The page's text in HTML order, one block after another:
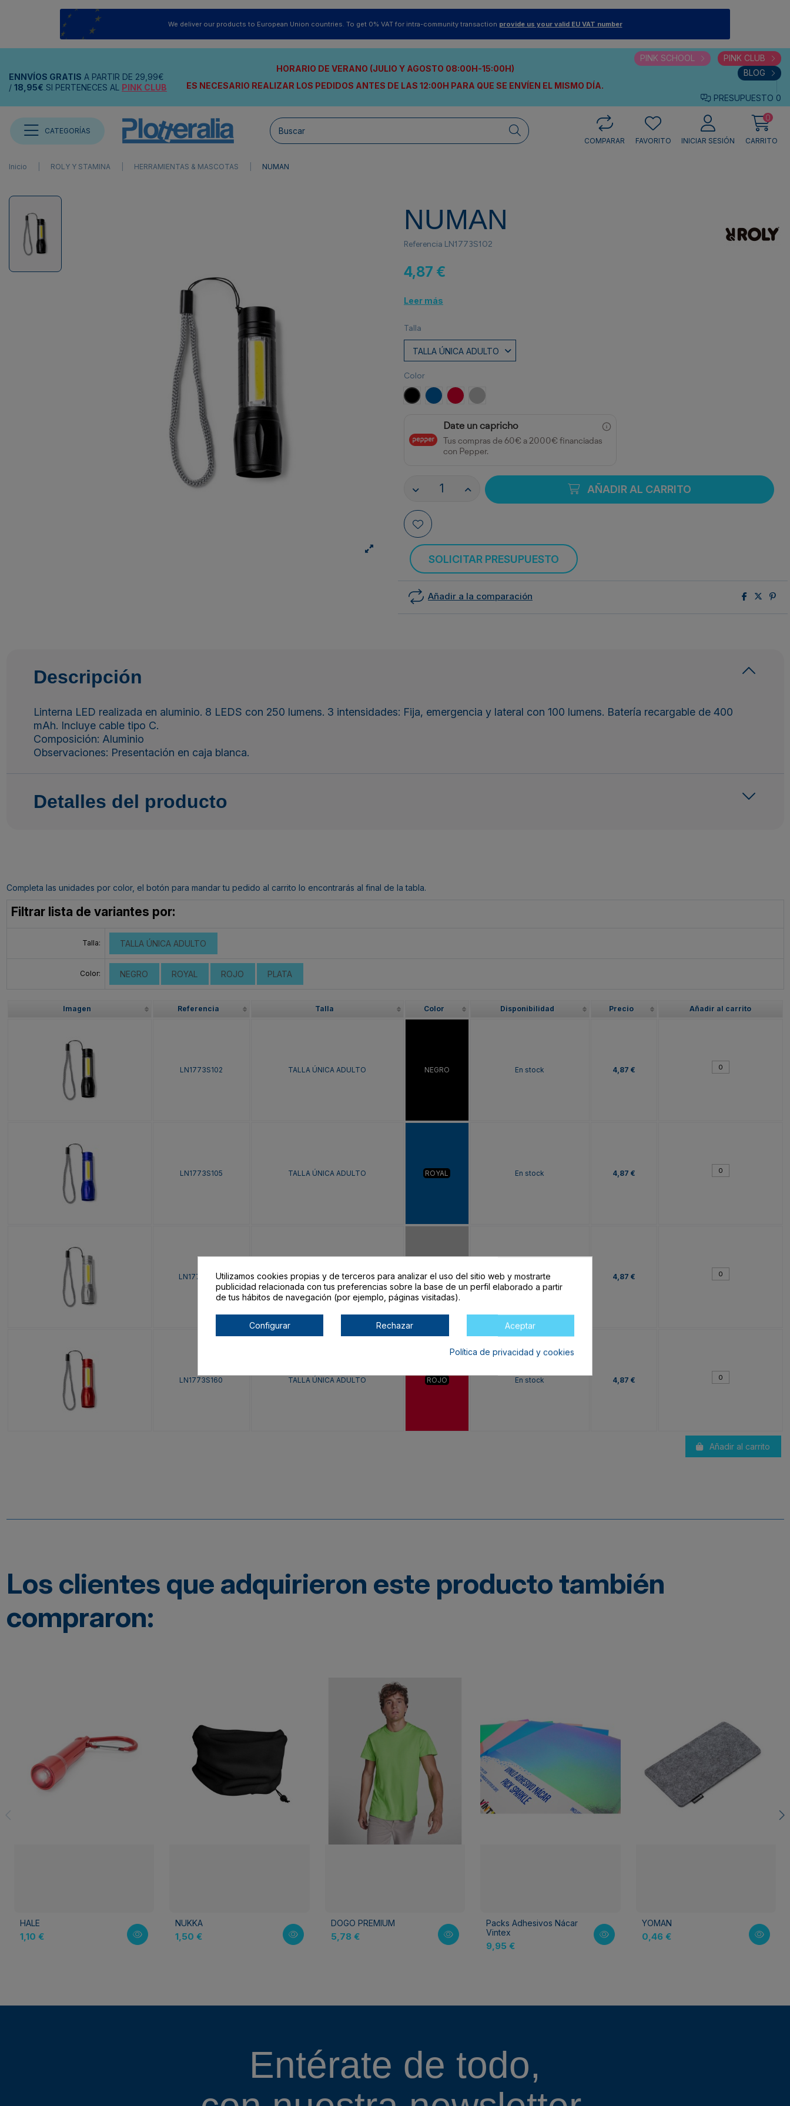
We deliver our products to European Union countries. To get 0% VAT for intra-community transaction provide us your valid EU VAT number
ENNVÍOS GRATIS A PARTIR DE 29,99€
/ 18,95€ SI PERTENECES AL PINK CLUB
HORARIO DE VERANO (JULIO Y AGOSTO 08:00H-15:00H)
ES NECESARIO REALIZAR LOS PEDIDOS ANTES DE LAS 12:00H PARA QUE SE ENVÍEN EL MISMO DÍA.
PINK SCHOOL
PINK CLUB
BLOG
PRESUPUESTO 0
CATEGORÍAS
COMPARAR
FAVORITO INICIAR SESIÓN
0
CARRITO
Inicio ROLY Y STAMINA HERRAMIENTAS & MASCOTAS NUMAN
NUMAN
Referencia LN1773S102
4,87 €
Leer más
Talla
Color
NEGRO ROYAL ROJO PLATA
Date un capricho
Tus compras de 60€ a 2000€ financiadas
con Pepper.
AÑADIR AL CARRITO
SOLICITAR PRESUPUESTO
Añadir a la comparación
Descripción
Linterna LED realizada en aluminio. 8 LEDS con 250 lumens. 3 intensidades: Fija, emergencia y lateral con 100 lumens. Batería recargable de 400
mAh. Incluye cable tipo C.
Composición: Aluminio
Observaciones: Presentación en caja blanca.
Detalles del producto
Completa las unidades por color, el botón para mandar tu pedido al carrito lo encontrarás al final de la tabla.
Filtrar lista de variantes por:
Talla: TALLA ÚNICA ADULTO
Color: NEGRO ROYAL ROJO PLATA
Imagen Referencia Talla Color Disponibilidad Precio Añadir al carrito
LN1773S102 TALLA ÚNICA ADULTO NEGRO En stock 4,87 €
LN1773S105 TALLA ÚNICA ADULTO ROYAL En stock 4,87 €
LN1773S1251 TALLA ÚNICA ADULTO PLATA En stock 4,87 €
LN1773S160 TALLA ÚNICA ADULTO ROJO En stock 4,87 €
Añadir al carrito
Los clientes que adquirieron este producto también
compraron:
HALE
1,10 €
NUKKA
1,50 €
DOGO PREMIUM
5,78 €
Packs Adhesivos Nácar
Vintex
9,95 €
YOMAN
0,46 €
Entérate de todo,
Utilizamos cookies propias y de terceros para analizar el uso del sitio web y mostrarte
publicidad relacionada con tus preferencias sobre la base de un perfil elaborado a partir
de tus hábitos de navegación (por ejemplo, páginas visitadas).
Configurar Rechazar Aceptar
Política de privacidad y cookies